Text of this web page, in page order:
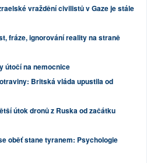
vraždění civilistů v Gaze je stále
fráze, ignorování reality na straně
útočí na nemocnice
Britská vláda upustila od
útok dronů z Ruska od začátku
oběť stane tyranem: Psychologie